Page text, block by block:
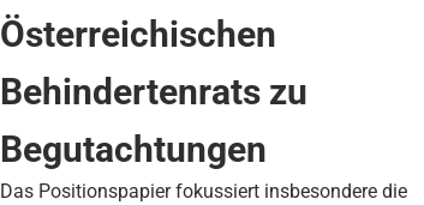
Österreichischen
Behindertenrats zu
Begutachtungen
Das Positionspapier fokussiert insbesondere die